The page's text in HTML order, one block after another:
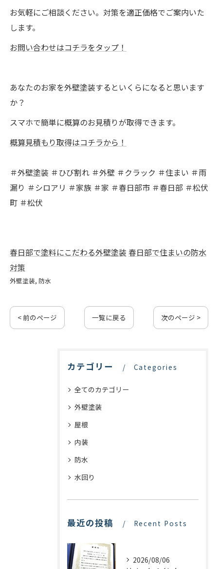
お気軽にご相談ください。対策を適正価格でご案内いた
します。
お問い合わせはコチラをタップ！
あなたのお家を外壁塗装するといくらになると思います
か？
スマホで簡単に概算のお見積りが取得できます。
概算見積もり取得はコチラから！
＃外壁塗装 ＃ひび割れ ＃外壁 ＃クラック ＃住まい ＃雨
漏り ＃シロアリ ＃家族 ＃家 ＃春日部市 ＃春日部 ＃松伏
町 ＃松伏
春日部で塗料にこだわる外壁塗装 春日部で住まいの防水
対策
外壁塗装 防水
< 前のページ 一覧に戻る 次のページ >
カテゴリー Categories
全てのカテゴリー
外壁塗装
屋根
内装
防水
水回り
最近の投稿 Recent Posts
2026/08/06